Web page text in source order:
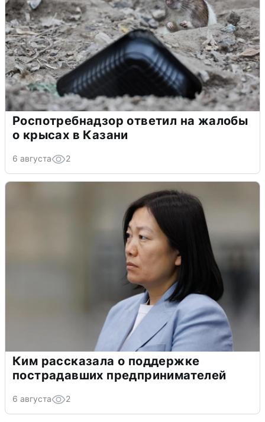
Роспотребнадзор ответил на жалобы
о крысах в Казани
6 августа 2
Ким рассказала о поддержке
пострадавших предпринимателей
6 августа 2